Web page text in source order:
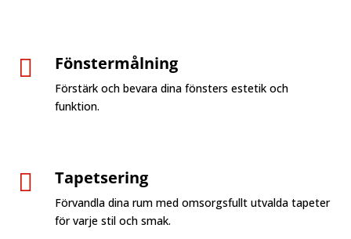
 Fönstermålning
Förstärk och bevara dina fönsters estetik och
funktion.
 Tapetsering
Förvandla dina rum med omsorgsfullt utvalda tapeter
för varje stil och smak.